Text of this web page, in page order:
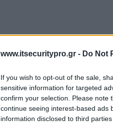
www.itsecuritypro.gr - Do Not
If you wish to opt-out of the sale,
sensitive information for targeted
confirm your selection. Please note
continue seeing interest-based ads
information disclosed to third